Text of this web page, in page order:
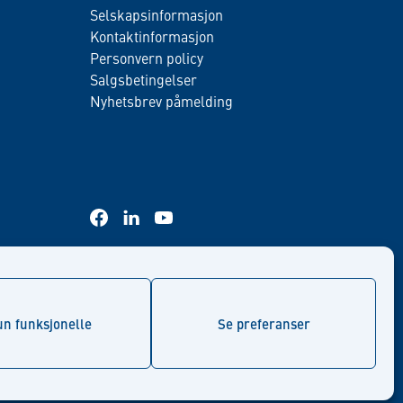
funksjonelle Se preferanser
Selskapsinformasjon
Kontaktinformasjon
Personvern policy
Salgsbetingelser
Nyhetsbrev påmelding
facebooklinkedinyoutube